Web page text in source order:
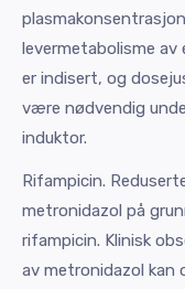
levermetabolisme av
er indisert, og
være nødvendig
induktor.
Rifampicin.
metronidazol på
rifampicin. Klinisk
av metronidazol